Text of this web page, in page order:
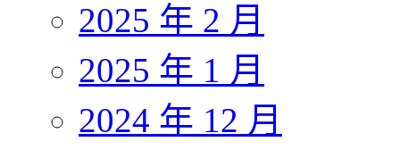
2025 年 2 月
2025 年 1 月
2024 年 12 月